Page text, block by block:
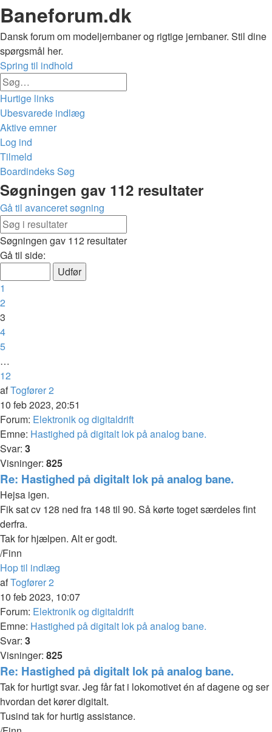
Baneforum.dk
Dansk forum om modeljernbaner og rigtige jernbaner. Stil dine
spørgsmål her.
Spring til indhold
Hurtige links
Ubesvarede indlæg
Aktive emner
Log ind
Tilmeld
BoardindeksSøg
Søg
Søgningen gav 112 resultater
Gå til avanceret søgning
Søgningen gav 112 resultater
Side
af
12
Gå til side:
Forrige
1
2
3
4
5
…
12
Næste
afTogfører 2
10 feb 2023, 20:51
Forum: Elektronik og digitaldrift
Emne: Hastighed på digitalt lok på analog bane.
Svar: 3
Visninger: 825
Re: Hastighed på digitalt lok på analog bane.
Hejsa igen.
Fik sat cv 128 ned fra 148 til 90. Så kørte toget særdeles fint
derfra.
Tak for hjælpen. Alt er godt.
/Finn
Hop til indlæg
afTogfører 2
10 feb 2023, 10:07
Forum: Elektronik og digitaldrift
Emne: Hastighed på digitalt lok på analog bane.
Svar: 3
Visninger: 825
Re: Hastighed på digitalt lok på analog bane.
Tak for hurtigt svar. Jeg får fat i lokomotivet én af dagene og ser
hvordan det kører digitalt.
Tusind tak for hurtig assistance.